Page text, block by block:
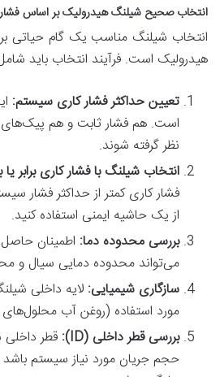
انتخاب صحیح شیلنگ هیدرولیک بر اساس فشار
انتخاب شیلنگ مناسب یک گام حیاتی
هیدرولیک است. فرآیند انتخاب باید
تعیین حداکثر فشار کاری سیستم:
است. هم فشار ثابت و هم پیک‌های
نظر گرفته شوند.
انتخاب شیلنگ با فشار کاری برابر یا
فشار کاری کمتر از حداکثر فشار
از یک حاشیه ایمنی استفاده کنید.
بررسی محدوده دما: اطمینان
می‌تواند محدوده دمایی سیال و
سازگاری شیمیایی: لایه داخلی
مورد استفاده (روغن آب محلول‌های
بررسی قطر داخلی (ID):
قطر
حجم جریان مورد نیاز سیستم باشد